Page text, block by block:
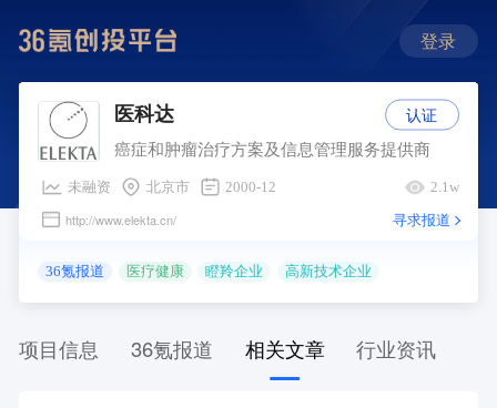
登录
医科达
癌症和肿瘤治疗方案及信息管理服务提供商
未融资 北京市 2000-12 2.1w
http://www.elekta.cn/ 寻求报道
36氪报道 医疗健康 瞪羚企业 高新技术企业
认证
项目信息 36氪报道 相关文章 行业资讯